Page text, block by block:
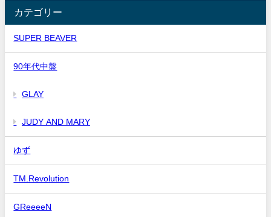
カテゴリー
SUPER BEAVER
90年代中盤
GLAY
JUDY AND MARY
ゆず
TM.Revolution
GReeeeN